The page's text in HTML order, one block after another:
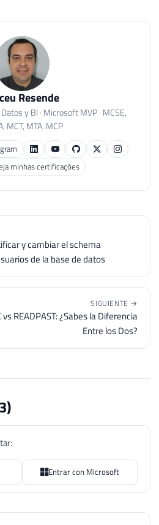
] /
SECOND,
],
],
,
    original_login_name
Resende
y BI · Microsoft MVP · MCSE,
MCT, MTA, MCP
minhas certificações
y cambiar el schema
de la base de datos
SIGUIENTE →
READPAST: ¿Sabes la Diferencia
Entre los Dos?
3)
Entrar con Microsoft